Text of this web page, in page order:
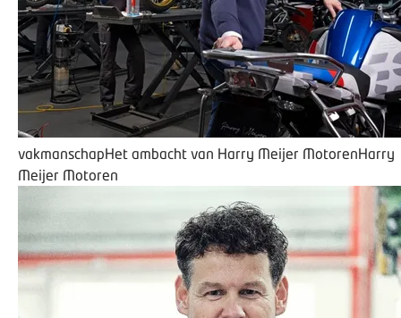
vakmanschapHet ambacht van Harry Meijer MotorenHarry
Meijer Motoren